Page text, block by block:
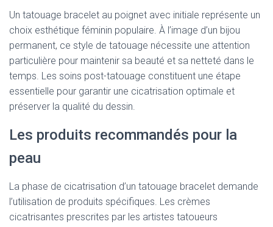
Un tatouage bracelet au poignet avec initiale représente un
choix esthétique féminin populaire. À l’image d’un bijou
permanent, ce style de tatouage nécessite une attention
particulière pour maintenir sa beauté et sa netteté dans le
temps. Les soins post-tatouage constituent une étape
essentielle pour garantir une cicatrisation optimale et
préserver la qualité du dessin.
Les produits recommandés pour la
peau
La phase de cicatrisation d’un tatouage bracelet demande
l’utilisation de produits spécifiques. Les crèmes
cicatrisantes prescrites par les artistes tatoueurs